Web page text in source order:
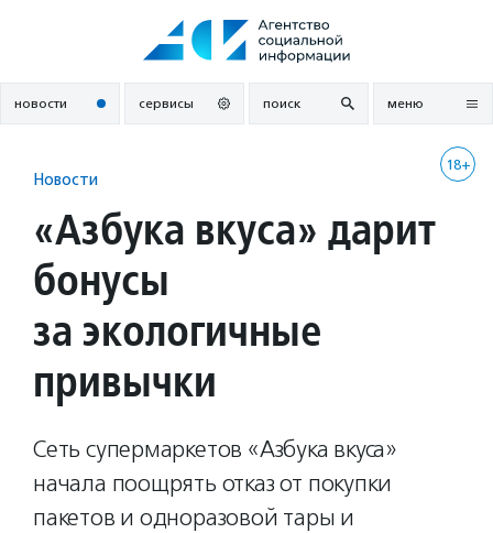
новости сервисы поиск меню
18+
Новости
«Азбука вкуса» дарит
бонусы
за экологичные
привычки
Сеть супермаркетов «Азбука вкуса»
начала поощрять отказ от покупки
пакетов и одноразовой тары и